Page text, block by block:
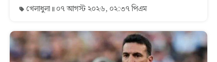
খেলাধুলা ০৭ আগস্ট ২০২৬, ০২:৩৭ পিএম